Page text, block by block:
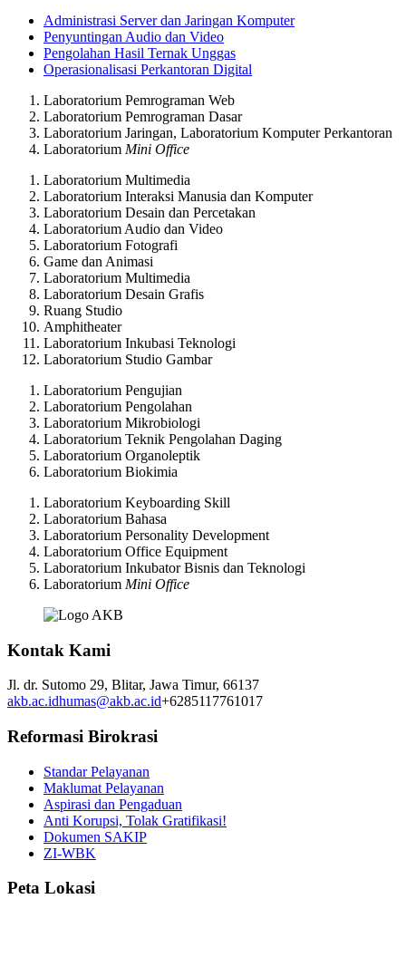
Administrasi Server dan Jaringan Komputer
Penyuntingan Audio dan Video
Pengolahan Hasil Ternak Unggas
Operasionalisasi Perkantoran Digital
Laboratorium Pemrograman Web
Laboratorium Pemrograman Dasar
Laboratorium Jaringan, Laboratorium Komputer Perkantoran
Laboratorium Mini Office
Laboratorium Multimedia
Laboratorium Interaksi Manusia dan Komputer
Laboratorium Desain dan Percetakan
Laboratorium Audio dan Video
Laboratorium Fotografi
Game dan Animasi
Laboratorium Multimedia
Laboratorium Desain Grafis
Ruang Studio
Amphitheater
Laboratorium Inkubasi Teknologi
Laboratorium Studio Gambar
Laboratorium Pengujian
Laboratorium Pengolahan
Laboratorium Mikrobiologi
Laboratorium Teknik Pengolahan Daging
Laboratorium Organoleptik
Laboratorium Biokimia
Laboratorium Keyboarding Skill
Laboratorium Bahasa
Laboratorium Personality Development
Laboratorium Office Equipment
Laboratorium Inkubator Bisnis dan Teknologi
Laboratorium Mini Office
Kontak Kami
Jl. dr. Sutomo 29, Blitar, Jawa Timur, 66137
akb.ac.idhumas@akb.ac.id+6285117761017
Reformasi Birokrasi
Standar Pelayanan
Maklumat Pelayanan
Aspirasi dan Pengaduan
Anti Korupsi, Tolak Gratifikasi!
Dokumen SAKIP
ZI-WBK
Peta Lokasi